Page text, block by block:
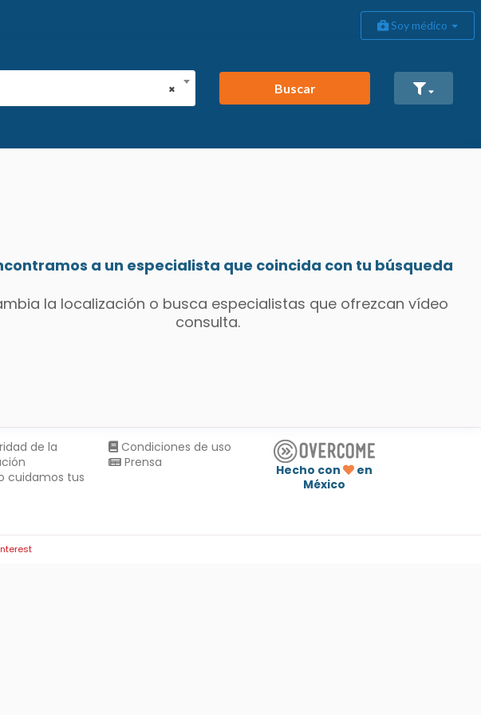
Soy médico
×
Buscar
a un especialista que coincida con tu búsqueda
la localización o busca especialistas que ofrezcan vídeo
consulta.
de la
cuidamos tus
Condiciones de uso
Prensa
Hecho con
en
México